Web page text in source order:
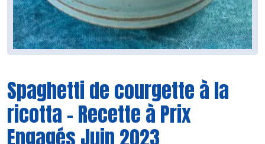
Spaghetti de courgette à la
ricotta - Recette à Prix
Engagés Juin 2023